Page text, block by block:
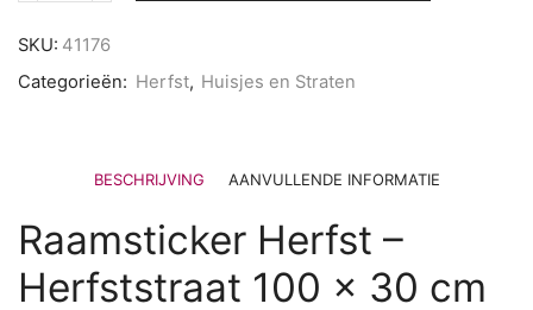
cm
–
vrolijke
SKU: 41176
Categorieën: Herfst, Huisjes en Straten
BESCHRIJVING AANVULLENDE INFORMATIE
Raamsticker Herfst –
Herfststraat 100 x 30 cm